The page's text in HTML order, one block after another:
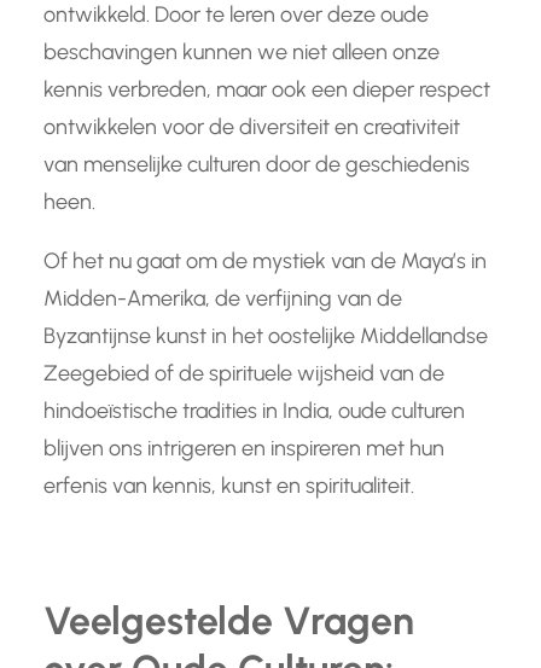
ontwikkeld. Door te leren over deze oude
beschavingen kunnen we niet alleen onze
kennis verbreden, maar ook een dieper respect
ontwikkelen voor de diversiteit en creativiteit
van menselijke culturen door de geschiedenis
heen.
Of het nu gaat om de mystiek van de Maya’s in
Midden-Amerika, de verfijning van de
Byzantijnse kunst in het oostelijke Middellandse
Zeegebied of de spirituele wijsheid van de
hindoeïstische tradities in India, oude culturen
blijven ons intrigeren en inspireren met hun
erfenis van kennis, kunst en spiritualiteit.
Veelgestelde Vragen